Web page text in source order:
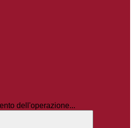
dell'operazione...